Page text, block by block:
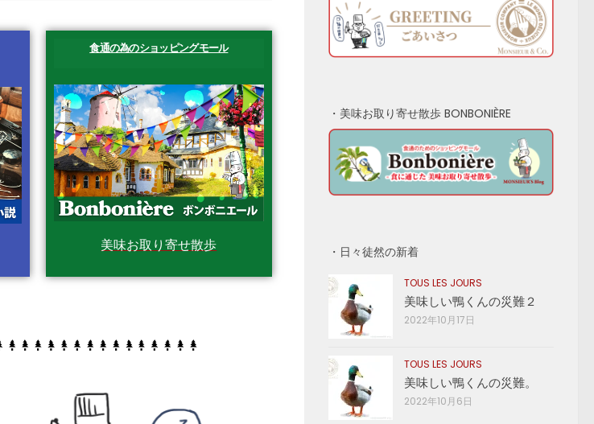
食通の為のショッピングモール
美味お取り寄せ散歩
・美味お取り寄せ散歩 BONBONIÈRE
・日々徒然の新着
TOUS LES JOURS
美味しい鴨くんの災難２
2022年10月17日
TOUS LES JOURS
美味しい鴨くんの災難。
2022年10月6日